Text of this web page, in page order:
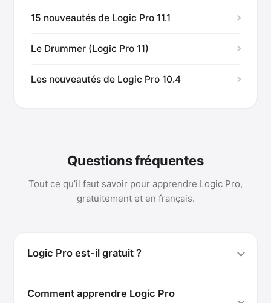
15 nouveautés de Logic Pro 11.1
Le Drummer (Logic Pro 11)
Les nouveautés de Logic Pro 10.4
Questions fréquentes
Tout ce qu’il faut savoir pour apprendre Logic Pro,
gratuitement et en français.
Logic Pro est-il gratuit ?
Comment apprendre Logic Pro